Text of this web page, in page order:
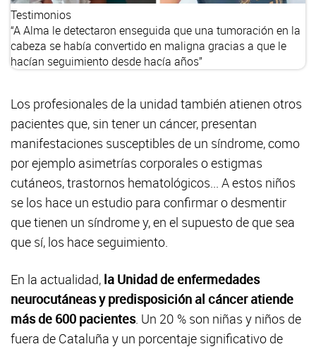
Testimonios
“A Alma le detectaron enseguida que una tumoración en la
cabeza se había convertido en maligna gracias a que le
hacían seguimiento desde hacía años”
Los profesionales de la unidad también atienen otros
pacientes que, sin tener un cáncer, presentan
manifestaciones susceptibles de un síndrome, como
por ejemplo asimetrías corporales o estigmas
cutáneos, trastornos hematológicos... A estos niños
se los hace un estudio para confirmar o desmentir
que tienen un síndrome y, en el supuesto de que sea
que sí, los hace seguimiento.
En la actualidad, la Unidad de enfermedades
neurocutáneas y predisposición al cáncer atiende
más de 600 pacientes. Un 20 % son niñas y niños de
fuera de Cataluña y un porcentaje significativo de